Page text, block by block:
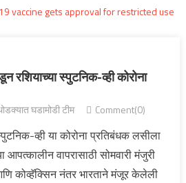
स्पुटनिक-व्ही कोरोना
घडामोडी टीम Comment(0)
व्ही या कोरोना प्रतिबंधक लसीला
वापरासाठी सोमवारी मंजुरी
कोव्हॅक्सिन नंतर भारताने मंजूर केलेली